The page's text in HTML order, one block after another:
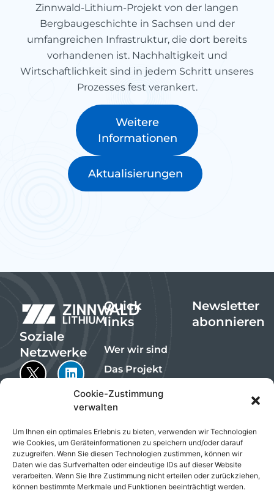
Cookie-Zustimmung
verwalten
Um Ihnen ein optimales Erlebnis zu bieten, verwenden wir Technologien
wie Cookies, um Geräteinformationen zu speichern und/oder darauf
zuzugreifen. Wenn Sie diesen Technologien zustimmen, können wir
Daten wie das Surfverhalten oder eindeutige IDs auf dieser Website
verarbeiten. Wenn Sie Ihre Zustimmung nicht erteilen oder zurückziehen,
können bestimmte Merkmale und Funktionen beeinträchtigt werden.
Zinnwald-Lithium-Projekt von der langen
Bergbaugeschichte in Sachsen und der
umfangreichen Infrastruktur, die dort bereits
vorhandenen ist. Nachhaltigkeit und
Wirtschaftlichkeit sind in jedem Schritt unseres
Prozesses fest verankert.
Weitere
Informationen
Aktualisierungen
Soziale
Netzwerke
Quick
links
Wer wir sind
Das Projekt
Die Produkte
Nachhaltigkeit
Investoren
Kontakt
Newsletter
abonnieren
Emails are
managed by
InvestorHub, an